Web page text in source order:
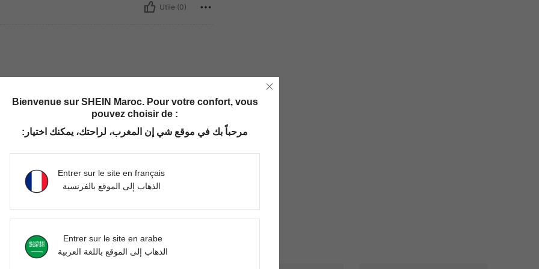
Utile (0)
recommanded 💕💕
Utile (0)
Bienvenue sur SHEIN Maroc. Pour votre confort, vous
pouvez choisir de :
مرحباً بك في موقع شي إن المغرب، لراحتك، يمكنك اختيار:
Entrer sur le site en français
الذهاب إلى الموقع بالفرنسية
Entrer sur le site en arabe
الذهاب إلى الموقع باللغة العربية